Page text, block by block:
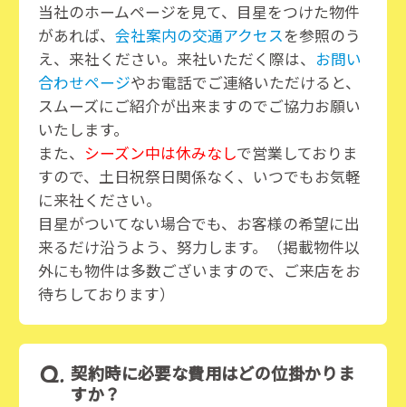
当社のホームページを見て、目星をつけた物件
があれば、 会社案内の交通アクセスを参照のう
え、来社ください。来社いただく際は、 お問い
合わせページやお電話でご連絡いただけると、
スムーズにご紹介が出来ますのでご協力お願い
いたします。
また、 シーズン中は休みなしで営業しておりま
すので、土日祝祭日関係なく、いつでもお気軽
に来社ください。
目星がついてない場合でも、お客様の希望に出
来るだけ沿うよう、努力します。（掲載物件以
外にも物件は多数ございますので、ご来店をお
待ちしております）
契約時に必要な費用はどの位掛かりま
すか？